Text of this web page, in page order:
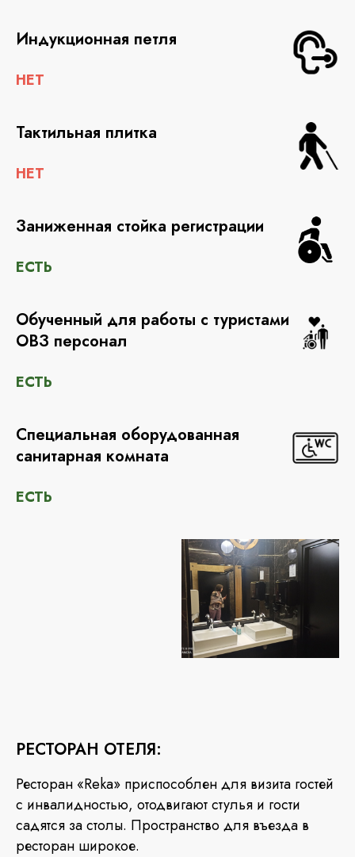
Индукционная петля
НЕТ
Тактильная плитка
НЕТ
Заниженная стойка регистрации
ЕСТЬ
Обученный для работы с туристами
ОВЗ персонал
ЕСТЬ
Специальная оборудованная
санитарная комната
ЕСТЬ
РЕСТОРАН ОТЕЛЯ:
Ресторан «Reka» приспособлен для визита гостей
с инвалидностью, отодвигают стулья и гости
садятся за столы. Пространство для въезда в
ресторан широкое.